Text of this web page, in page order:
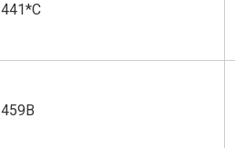
441*С
459В